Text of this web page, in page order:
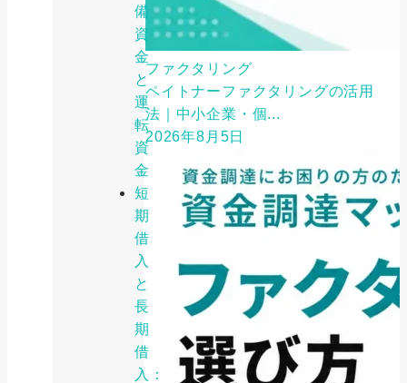
備
資
金
と
運
転
資
金
短
期
借
入
と
長
期
借
入：
ファクタリング
ペイトナーファクタリングの活用
法｜中小企業・個...
2026年8月5日